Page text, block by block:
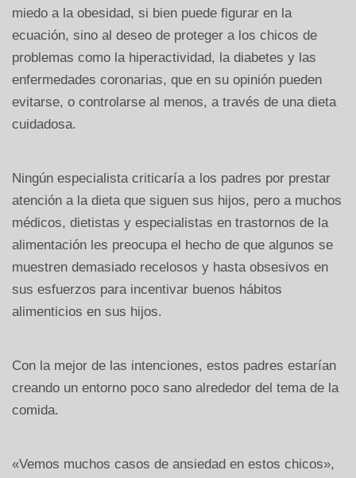
miedo a la obesidad, si bien puede figurar en la
ecuación, sino al deseo de proteger a los chicos de
problemas como la hiperactividad, la diabetes y las
enfermedades coronarias, que en su opinión pueden
evitarse, o controlarse al menos, a través de una dieta
cuidadosa.
Ningún especialista criticaría a los padres por prestar
atención a la dieta que siguen sus hijos, pero a muchos
médicos, dietistas y especialistas en trastornos de la
alimentación les preocupa el hecho de que algunos se
muestren demasiado recelosos y hasta obsesivos en
sus esfuerzos para incentivar buenos hábitos
alimenticios en sus hijos.
Con la mejor de las intenciones, estos padres estarían
creando un entorno poco sano alrededor del tema de la
comida.
«Vemos muchos casos de ansiedad en estos chicos»,